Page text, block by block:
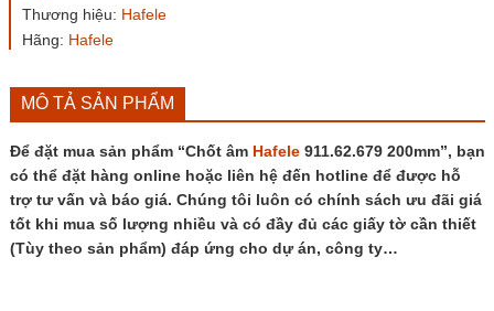
Thương hiệu: Hafele
Hãng: Hafele
MÔ TẢ SẢN PHẨM
Để đặt mua sản phẩm “Chốt âm Hafele911.62.679 200mm”, bạn
có thể đặt hàng online hoặc liên hệ đến hotline để được hỗ
trợ tư vấn và báo giá. Chúng tôi luôn có chính sách ưu đãi giá
tốt khi mua số lượng nhiều và có đầy đủ các giấy tờ cần thiết
(Tùy theo sản phẩm) đáp ứng cho dự án, công ty…